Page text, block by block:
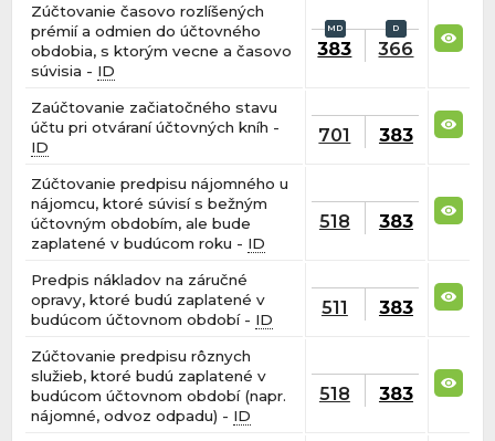
Zúčtovanie časovo rozlíšených
prémií a odmien do účtovného
obdobia, s ktorým vecne a časovo
súvisia - ID
383 366
Zaúčtovanie začiatočného stavu
účtu pri otváraní účtovných kníh -
ID
701 383
Zúčtovanie predpisu nájomného u
nájomcu, ktoré súvisí s bežným
účtovným obdobím, ale bude
zaplatené v budúcom roku - ID
518 383
Predpis nákladov na záručné
opravy, ktoré budú zaplatené v
budúcom účtovnom období - ID
511 383
Zúčtovanie predpisu rôznych
služieb, ktoré budú zaplatené v
budúcom účtovnom období (napr.
nájomné, odvoz odpadu) - ID
518 383